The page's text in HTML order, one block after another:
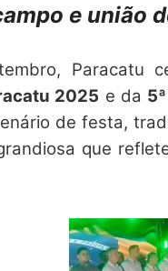
e união
Paracatu
2025 e da
de festa,
que